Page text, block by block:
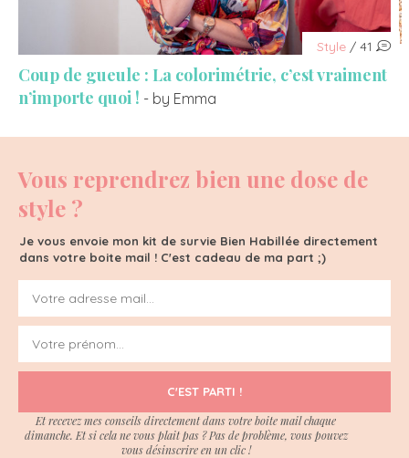
Style / 41
Coup de gueule : La colorimétrie, c’est vraiment
n’importe quoi ! - by Emma
Vous reprendrez bien une dose de
style ?
Je vous envoie mon kit de survie Bien Habillée directement
dans votre boite mail ! C'est cadeau de ma part ;)
C'EST PARTI !
Et recevez mes conseils directement dans votre boite mail chaque
dimanche. Et si cela ne vous plait pas ? Pas de problème, vous pouvez
vous désinscrire en un clic !